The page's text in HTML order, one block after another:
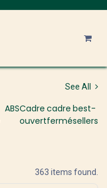
See All
ABSCadre
ouvert
cadre
fermé
best-
sellers
363 items found.